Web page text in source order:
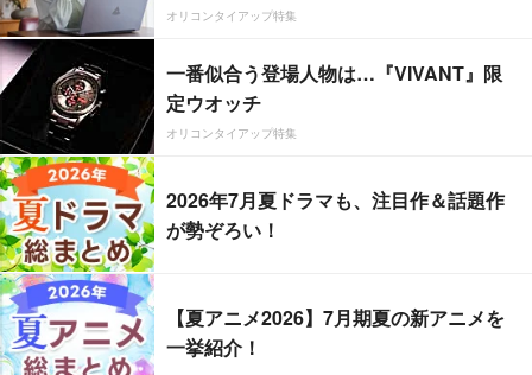
オリコンタイアップ特集
一番似合う登場人物は…『VIVANT』限
定ウオッチ
オリコンタイアップ特集
2026年7月夏ドラマも、注目作＆話題作
が勢ぞろい！
【夏アニメ2026】7月期夏の新アニメを
一挙紹介！